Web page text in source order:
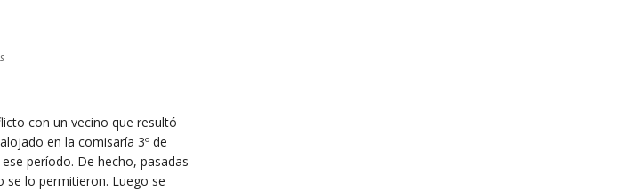
con un vecino que resultó
en la comisaría 3º de
período. De hecho, pasadas
se lo permitieron. Luego se